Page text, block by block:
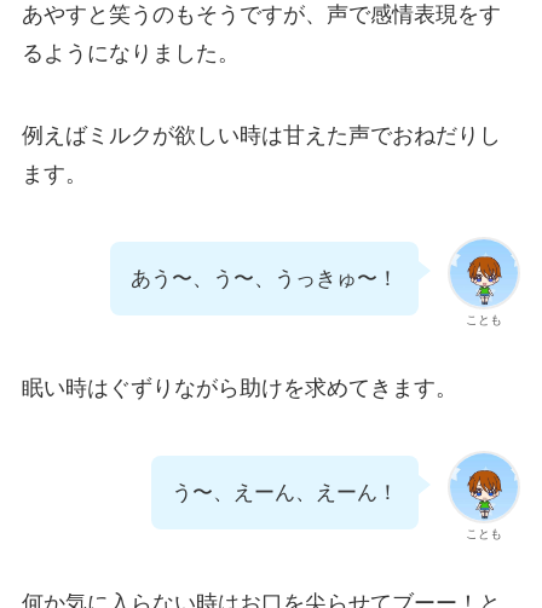
あやすと笑うのもそうですが、声で感情表現をす
るようになりました。
例えばミルクが欲しい時は甘えた声でおねだりし
ます。
ことも
あう〜、う〜、うっきゅ〜！
眠い時はぐずりながら助けを求めてきます。
ことも
う〜、えーん、えーん！